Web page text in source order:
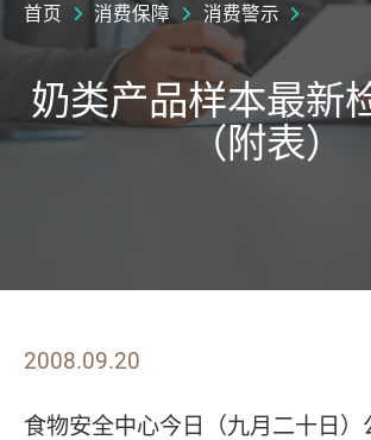
首页 消费保障 消费警示
奶类产品样本最新
（附表）
2008.09.20
食物安全中心今日（九月二十日）